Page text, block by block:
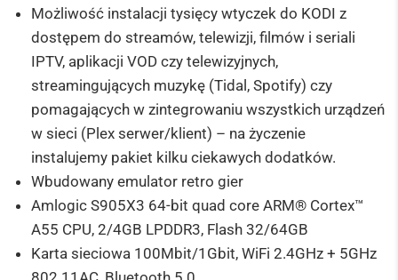
Możliwość instalacji tysięcy wtyczek do KODI z
dostępem do streamów, telewizji, filmów i seriali
IPTV, aplikacji VOD czy telewizyjnych,
streamingujących muzykę (Tidal, Spotify) czy
pomagających w zintegrowaniu wszystkich urządzeń
w sieci (Plex serwer/klient) – na życzenie
instalujemy pakiet kilku ciekawych dodatków.
Wbudowany emulator retro gier
Amlogic S905X3 64-bit quad core ARM® Cortex™
A55 CPU, 2/4GB LPDDR3, Flash 32/64GB
Karta sieciowa 100Mbit/1Gbit, WiFi 2.4GHz + 5GHz